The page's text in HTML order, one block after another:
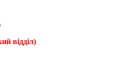
відділ)